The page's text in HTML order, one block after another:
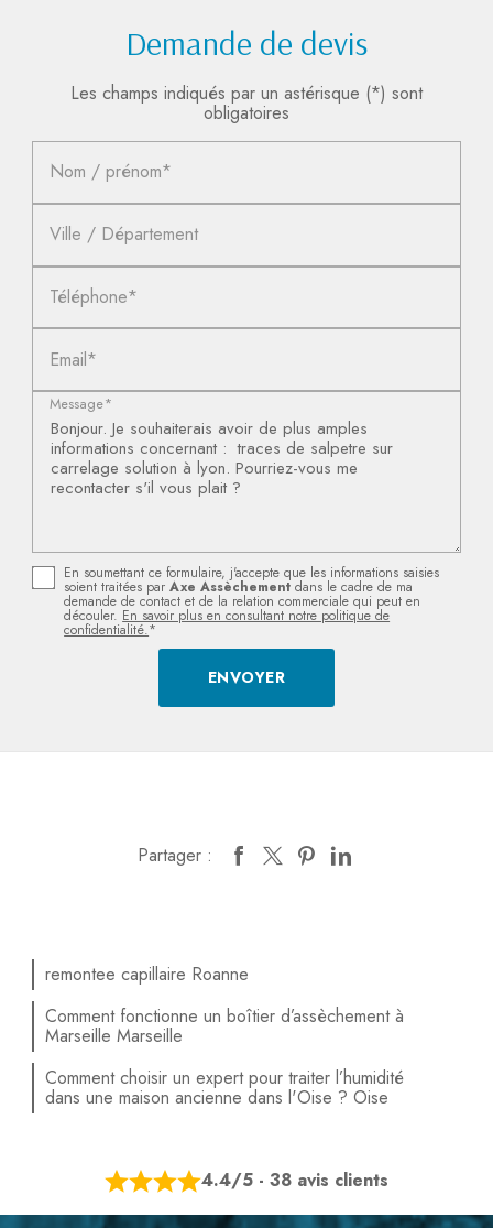
Demande de devis
Les champs indiqués par un astérisque (*) sont
obligatoires
Nom / prénom*
Ville / Département
Téléphone*
Email*
Message*
En soumettant ce formulaire, j'accepte que les informations saisies
soient traitées parAxe Assèchement dans le cadre de ma
demande de contact et de la relation commerciale qui peut en
découler. En savoir plus en consultant notre politique de
confidentialité.*
Partager :
remontee capillaire Roanne
Comment fonctionne un boîtier d’assèchement à
Marseille Marseille
Comment choisir un expert pour traiter l’humidité
dans une maison ancienne dans l'Oise ? Oise
4.4/5 - 38 avis clients